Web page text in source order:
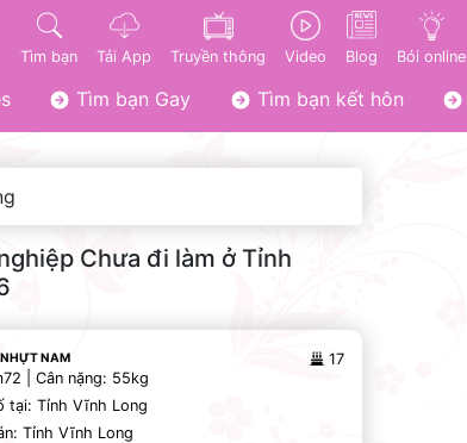
Tìm bạn Tải App Truyền thông Video Blog Bói online
Tìm bạn Gay Tìm bạn kết hôn
Chưa đi làm ở Tỉnh
NHỰT NAM
17
| Cân nặng: 55kg
tại: Tỉnh Vĩnh Long
Tỉnh Vĩnh Long